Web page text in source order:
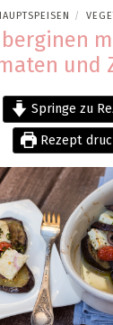
/
und
Springe zu
Rezept